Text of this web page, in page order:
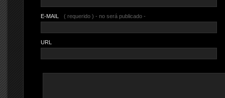
E-MAIL ( requerido ) - no será publicado -
URL